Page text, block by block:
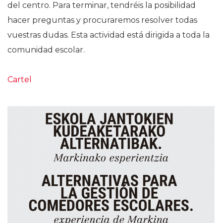
del centro. Para terminar, tendréis la posibilidad
hacer preguntas y procuraremos resolver todas
vuestras dudas. Esta actividad está dirigida a toda la
comunidad escolar.
Cartel